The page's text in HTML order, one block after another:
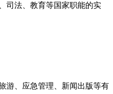
司法、教育等国家职能的实
游、应急管理、新闻出版等有